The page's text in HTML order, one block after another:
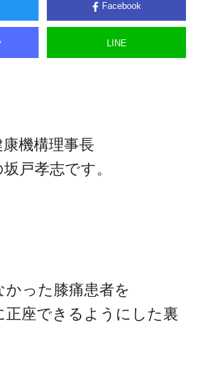
Facebook
LINE
康機構理事長
戸孝志です。
かった膝痛患者を
座できるようにした裏